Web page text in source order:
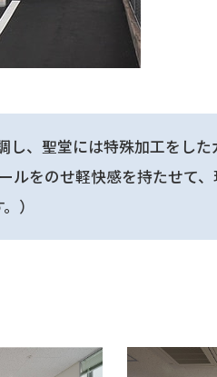
、聖堂には特殊加工をし
ルをのせ軽快感を持たせて
）